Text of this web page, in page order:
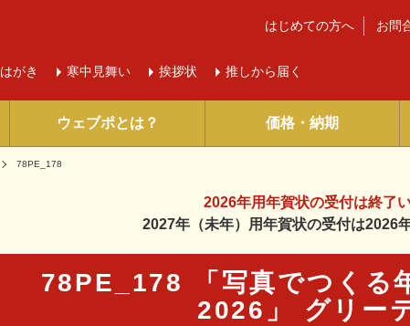
はがき 寒中 見舞い 挨拶状 推しから届く
はじめての方へ お問
ウェブポとは？ 価格・納期
78PE_178
2026年用年賀状の受付は終了
2027年（未年）用年賀状の受付は2026
78PE_178 「写真でつくる
2026」 グリー